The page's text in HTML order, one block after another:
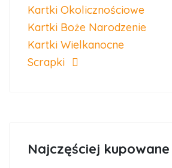
Kartki Okolicznościowe
Kartki Boże Narodzenie
Kartki Wielkanocne
Scrapki
Najczęściej kupowane